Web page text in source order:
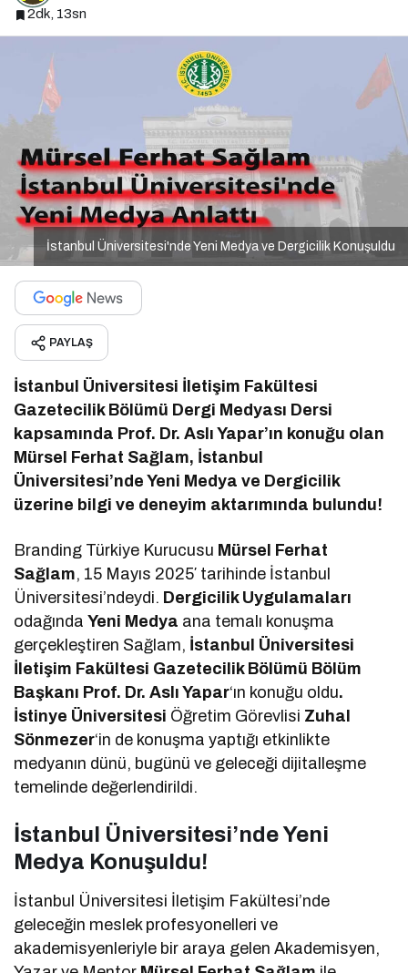
2dk, 13sn
İstanbul Üniversitesi'nde Yeni Medya ve Dergicilik Konuşuldu
PAYLAŞ
İstanbul Üniversitesi İletişim Fakültesi
Gazetecilik Bölümü Dergi Medyası Dersi
kapsamında Prof. Dr. Aslı Yapar’ın konuğu olan
Mürsel Ferhat Sağlam, İstanbul
Üniversitesi’nde Yeni Medya ve Dergicilik
üzerine bilgi ve deneyim aktarımında bulundu!
Branding Türkiye Kurucusu Mürsel Ferhat
Sağlam, 15 Mayıs 2025′ tarihinde İstanbul
Üniversitesi’ndeydi. Dergicilik Uygulamaları
odağındaYeni Medya ana temalı konuşma
gerçekleştiren Sağlam, İstanbul Üniversitesi
İletişim Fakültesi Gazetecilik Bölümü Bölüm
Başkanı Prof. Dr. Aslı Yapar‘ın konuğu oldu.
İstinye Üniversitesi Öğretim Görevlisi Zuhal
Sönmezer‘in de konuşma yaptığı etkinlikte
medyanın dünü, bugünü ve geleceği dijitalleşme
temelinde değerlendirildi.
İstanbul Üniversitesi’nde Yeni
Medya Konuşuldu!
İstanbul Üniversitesi İletişim Fakültesi’nde
geleceğin meslek profesyonelleri ve
akademisyenleriyle bir araya gelen Akademisyen,